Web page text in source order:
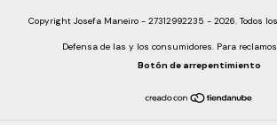
Copyright Josefa Maneiro - 27312992235 - 2026. Todos
Defensa de las y los consumidores. Para reclamos
Botón de arrepentimiento